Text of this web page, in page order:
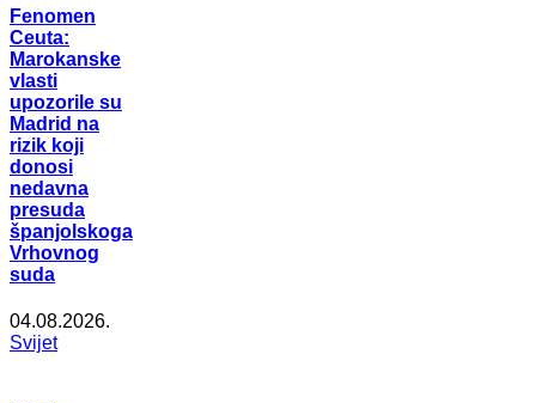
Fenomen
Ceuta:
Marokanske
vlasti
upozorile su
Madrid na
rizik koji
donosi
nedavna
presuda
španjolskoga
Vrhovnog
suda
04.08.2026.
Svijet